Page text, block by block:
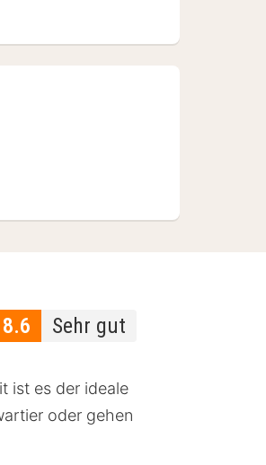
8.6 Sehr gut
ist es der ideale
oder gehen